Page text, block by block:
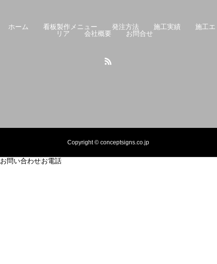
ホーム 看板製作メニュー 発注方法 施工実績
施工エ
リア
会社概要 お問合せ
Copyright © conceptsigns.co.jp
お問い合わせお電話